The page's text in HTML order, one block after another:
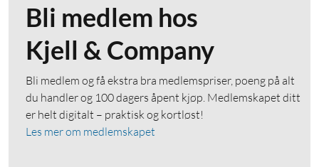
Bli medlem hos
Kjell & Company
Bli medlem og få ekstra bra medlemspriser, poeng på alt
du handler og 100 dagers åpent kjøp. Medlemskapet ditt
er helt digitalt – praktisk og kortløst!
Les mer om medlemskapet